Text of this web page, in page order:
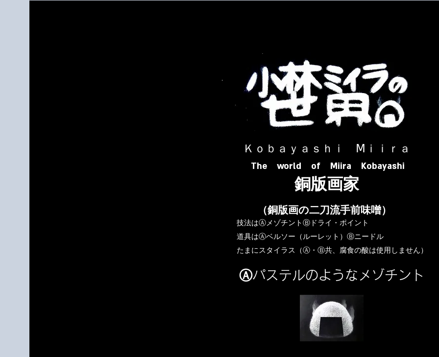
​ Ｋｏｂａｙａｓｈｉ Ⅿｉｉｒａ​
The world of Miira Kobayashi
​銅版画家
​（銅版画の二刀流手前味噌）
​技法はⒶメゾチントⒷドライ・ポイント
道具はⒶベルソー（ルーレット）Ⓑニードル
​たまにスタイラス（Ⓐ・Ⓑ共、腐食の酸は使用しません）
Ⓐパステルのようなメゾチント